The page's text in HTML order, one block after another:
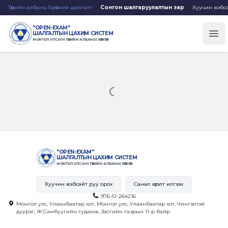
Төрийн албаны Ерөнхий шалгалт Сонгон шалгаруулалтын зар Хуучин
"OPEN-EXAM"
ШАЛГАЛТЫН ЦАХИМ СИСТЕМ
МОНГОЛ УЛСЫН ТӨРИЙН АЛБАНЫ ЗӨВЛӨЛ
"OPEN-EXAM"
ШАЛГАЛТЫН ЦАХИМ СИСТЕМ
МОНГОЛ УЛСЫН ТӨРИЙН АЛБАНЫ ЗӨВЛӨЛ
Хуучин вэбсайт руу орох
Санал хүсэлт илгээх
976-51-264216
Монгол улс, Улаанбаатар хот, Монгол улс, Улаанбаатар хот, Чингэлтэй
дүүрэг, Ж.Самбуугийн гудамж, Засгийн газрын 11-р байр